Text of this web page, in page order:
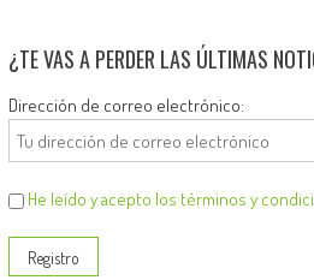
¿TE VAS A PERDER LAS ÚLTIMAS
Dirección de correo electrónico:
He leído y acepto los términos y